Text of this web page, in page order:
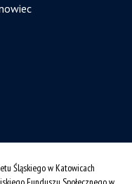
Śląskiego w Katowicach